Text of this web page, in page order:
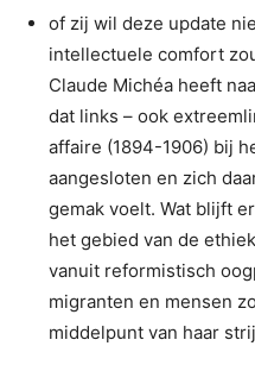
of zij wil deze update
intellectuele comfort
Claude Michéa heeft
dat links – ook
affaire (1894-1906) bij
aangesloten en zich
gemak voelt. Wat blijft
het gebied van de
vanuit reformistisch
migranten en mensen
middelpunt van haar